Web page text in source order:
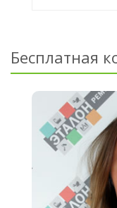
Бесплатная